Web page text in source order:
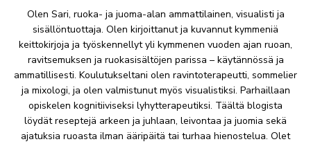
Olen Sari, ruoka- ja juoma-alan ammattilainen, visualisti ja
sisällöntuottaja. Olen kirjoittanut ja kuvannut kymmeniä
keittokirjoja ja työskennellyt yli kymmenen vuoden ajan ruoan,
ravitsemuksen ja ruokasisältöjen parissa – käytännössä ja
ammatillisesti. Koulutukseltani olen ravintoterapeutti, sommelier
ja mixologi, ja olen valmistunut myös visualistiksi. Parhaillaan
opiskelen kognitiiviseksi lyhytterapeutiksi. Täältä blogista
löydät reseptejä arkeen ja juhlaan, leivontaa ja juomia sekä
ajatuksia ruoasta ilman ääripäitä tai turhaa hienostelua. Olet